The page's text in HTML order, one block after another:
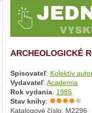
ARCHEOLOGICKÉ
Spisovateľ: Kolektív
Vydavateľ: Academia
Rok vydania: 1985
Stav knihy:
Katalogové číslo: M2296